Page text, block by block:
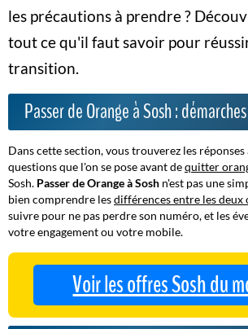
les précautions à prendre ?
tout ce qu'il faut savoir pour
transition.
Passer de Orange à Sosh :
Dans cette section, vous trouverez les
questions que l'on se pose avant dequitter
Sosh. Passer de Orange à Sosh n'est pas une
bien comprendre lesdifférences entre les deux
suivre pour ne pas perdre son numéro, et les
votre engagement ou votre mobile.
Voir les offres Sosh du